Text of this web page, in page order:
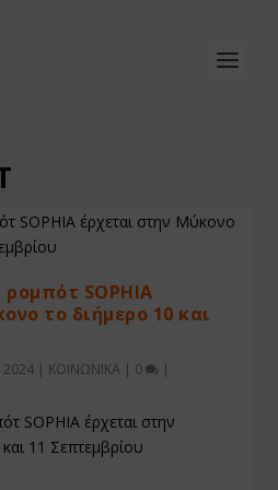
SOPHIA
το διήμερο 10 και
2024 | ΚΟΙΝΩΝΙΚΑ | 0 |
SOPHIA έρχεται στην
11 Σεπτεμβρίου